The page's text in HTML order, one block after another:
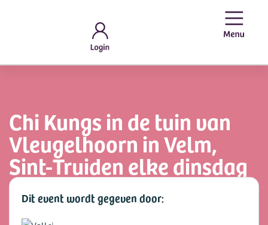
Chi Kungs in de tuin van
Vleugelhoorn in Velm,
Sint-Truiden elke dinsdag
Dit event wordt gegeven door: